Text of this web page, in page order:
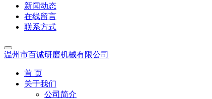
新闻动态
在线留言
联系方式
温州市百诚研磨机械有限公司
首 页
关于我们
公司简介